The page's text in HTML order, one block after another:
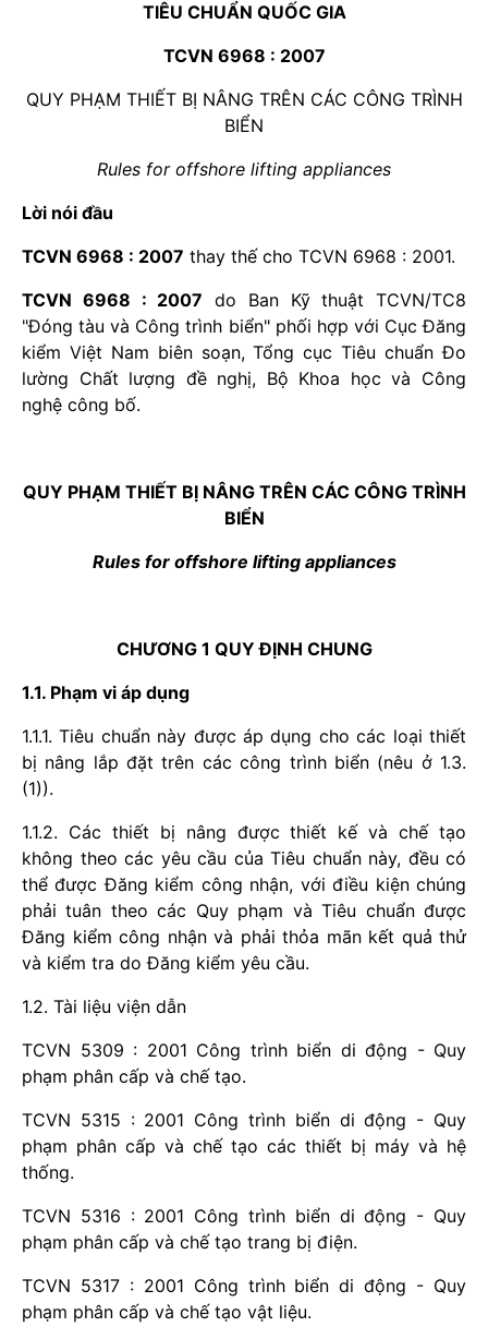
TIÊU CHUẨN QUỐC GIA
TCVN 6968 : 2007
QUY PHẠM THIẾT BỊ NÂNG TRÊN CÁC CÔNG TRÌNH
BIỂN
Rules for offshore lifting appliances
Lời nói đầu
TCVN 6968 : 2007 thay thế cho TCVN 6968 : 2001.
TCVN 6968 : 2007 do Ban Kỹ thuật TCVN/TC8
"Đóng tàu và Công trình biển" phối hợp với Cục Đăng
kiểm Việt Nam biên soạn, Tổng cục Tiêu chuẩn Đo
lường Chất lượng đề nghị, Bộ Khoa học và Công
nghệ công bố.
QUY PHẠM THIẾT BỊ NÂNG TRÊN CÁC CÔNG TRÌNH
BIỂN
Rules for offshore lifting appliances
CHƯƠNG 1 QUY ĐỊNH CHUNG
1.1. Phạm vi áp dụng
1.1.1. Tiêu chuẩn này được áp dụng cho các loại thiết
bị nâng lắp đặt trên các công trình biển (nêu ở 1.3.
(1)).
1.1.2. Các thiết bị nâng được thiết kế và chế tạo
không theo các yêu cầu của Tiêu chuẩn này, đều có
thể được Đăng kiểm công nhận, với điều kiện chúng
phải tuân theo các Quy phạm và Tiêu chuẩn được
Đăng kiểm công nhận và phải thỏa mãn kết quả thử
và kiểm tra do Đăng kiểm yêu cầu.
1.2. Tài liệu viện dẫn
TCVN 5309 : 2001 Công trình biển di động - Quy
phạm phân cấp và chế tạo.
TCVN 5315 : 2001 Công trình biển di động - Quy
phạm phân cấp và chế tạo các thiết bị máy và hệ
thống.
TCVN 5316 : 2001 Công trình biển di động - Quy
phạm phân cấp và chế tạo trang bị điện.
TCVN 5317 : 2001 Công trình biển di động - Quy
phạm phân cấp và chế tạo vật liệu.